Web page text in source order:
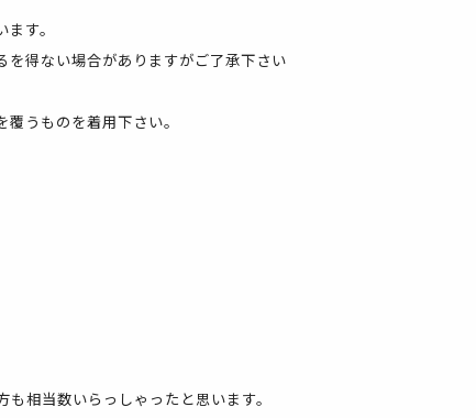
す。
を得ない場合がありますがご了承下さい
うものを着用下さい。
相当数いらっしゃったと思います。